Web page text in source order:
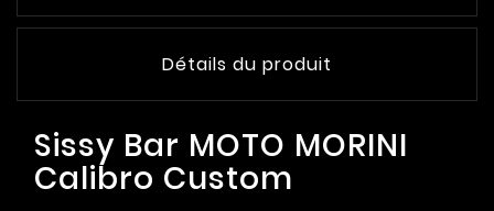
Détails du produit
Sissy Bar MOTO MORINI
Calibro Custom